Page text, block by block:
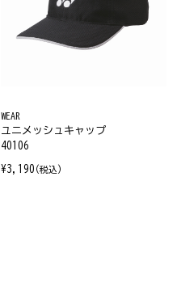
WEAR
ユニメッシュキャップ
40106
¥3,190 (税込)